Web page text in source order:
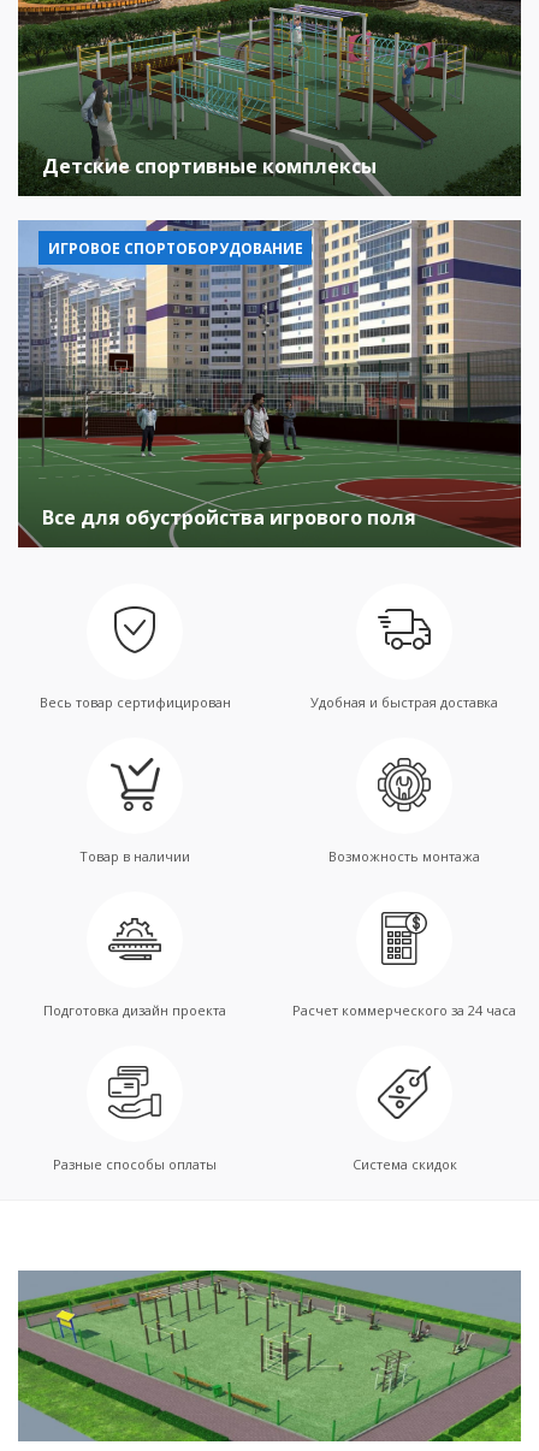
Детские спортивные комплексы
ИГРОВОЕ СПОРТОБОРУДОВАНИЕ
Все для обустройства игрового поля
Весь товар сертифицирован Удобная и быстрая доставка
Товар в наличии Возможность монтажа
Подготовка дизайн проекта Расчет коммерческого за 24 часа
Разные способы оплаты Система скидок